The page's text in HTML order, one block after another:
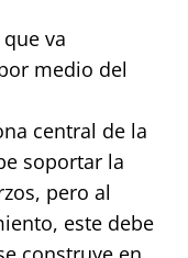
va
medio del
central de la
soportar la
pero al
este debe